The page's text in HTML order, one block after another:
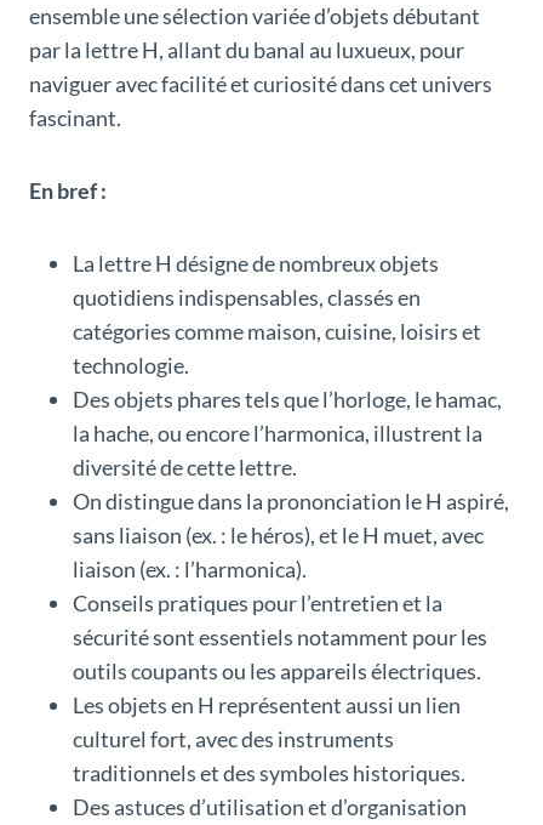
ensemble une sélection variée d’objets débutant
par la lettre H, allant du banal au luxueux, pour
naviguer avec facilité et curiosité dans cet univers
fascinant.
En bref :
La lettre H désigne de nombreux objets
quotidiens indispensables, classés en
catégories comme maison, cuisine, loisirs et
technologie.
Des objets phares tels que l’horloge, le hamac,
la hache, ou encore l’harmonica, illustrent la
diversité de cette lettre.
On distingue dans la prononciation le H aspiré,
sans liaison (ex. : le héros), et le H muet, avec
liaison (ex. : l’harmonica).
Conseils pratiques pour l’entretien et la
sécurité sont essentiels notamment pour les
outils coupants ou les appareils électriques.
Les objets en H représentent aussi un lien
culturel fort, avec des instruments
traditionnels et des symboles historiques.
Des astuces d’utilisation et d’organisation